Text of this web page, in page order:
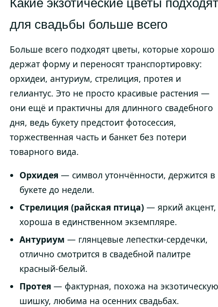
Какие экзотические цветы подходят
для свадьбы больше всего
Больше всего подходят цветы, которые хорошо
держат форму и переносят транспортировку:
орхидеи, антуриум, стрелиция, протея и
гелиантус. Это не просто красивые растения —
они ещё и практичны для длинного свадебного
дня, ведь букету предстоит фотосессия,
торжественная часть и банкет без потери
товарного вида.
Орхидея — символ утончённости, держится в
букете до недели.
Стрелиция (райская птица) — яркий акцент,
хороша в единственном экземпляре.
Антуриум — глянцевые лепестки-сердечки,
отлично смотрится в свадебной палитре
красный-белый.
Протея — фактурная, похожа на экзотическую
шишку, любима на осенних свадьбах.